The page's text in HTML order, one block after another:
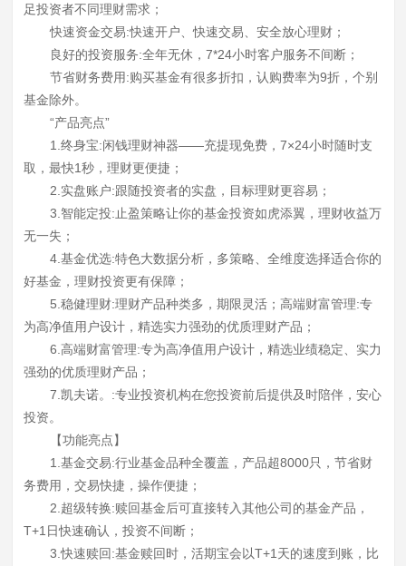
足投资者不同理财需求；
快速资金交易:快速开户、快速交易、安全放心理财；
良好的投资服务:全年无休，7*24小时客户服务不间断；
节省财务费用:购买基金有很多折扣，认购费率为9折，个别
基金除外。
“产品亮点”
1.终身宝:闲钱理财神器——充提现免费，7×24小时随时支
取，最快1秒，理财更便捷；
2.实盘账户:跟随投资者的实盘，目标理财更容易；
3.智能定投:止盈策略让你的基金投资如虎添翼，理财收益万
无一失；
4.基金优选:特色大数据分析，多策略、全维度选择适合你的
好基金，理财投资更有保障；
5.稳健理财:理财产品种类多，期限灵活；高端财富管理:专
为高净值用户设计，精选实力强劲的优质理财产品；
6.高端财富管理:专为高净值用户设计，精选业绩稳定、实力
强劲的优质理财产品；
7.凯夫诺。:专业投资机构在您投资前后提供及时陪伴，安心
投资。
【功能亮点】
1.基金交易:行业基金品种全覆盖，产品超8000只，节省财
务费用，交易快捷，操作便捷；
2.超级转换:赎回基金后可直接转入其他公司的基金产品，
T+1日快速确认，投资不间断；
3.快速赎回:基金赎回时，活期宝会以T+1天的速度到账，比